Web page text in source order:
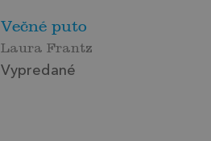
Večné puto
Laura Frantz
Vypredané